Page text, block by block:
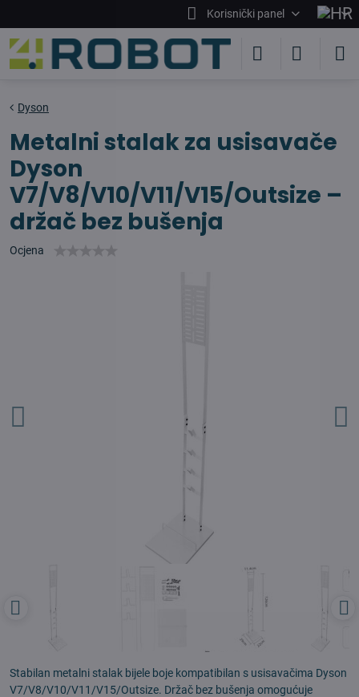
Korisnički panel
Dyson
Metalni stalak za usisavače
Dyson
V7/V8/V10/V11/V15/Outsize –
držač bez bušenja
Ocjena
Stabilan metalni stalak bijele boje kompatibilan s usisavačima Dyson
V7/V8/V10/V11/V15/Outsize. Držač bez bušenja omogućuje